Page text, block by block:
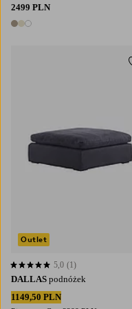
2499 PLN
3 kolory
DALLAS podnóżek
1149,50 PLN
5,0 opierając się na 1 ocenach
5,0 (1)
Outlet